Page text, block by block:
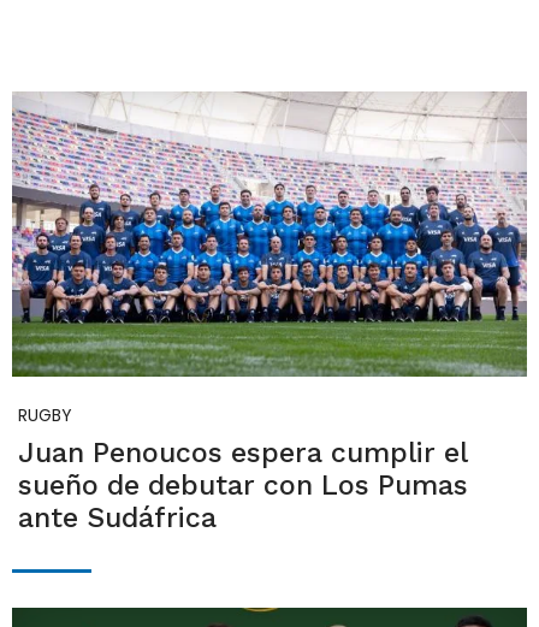
RUGBY
Juan Penoucos espera cumplir el
sueño de debutar con Los Pumas
ante Sudáfrica